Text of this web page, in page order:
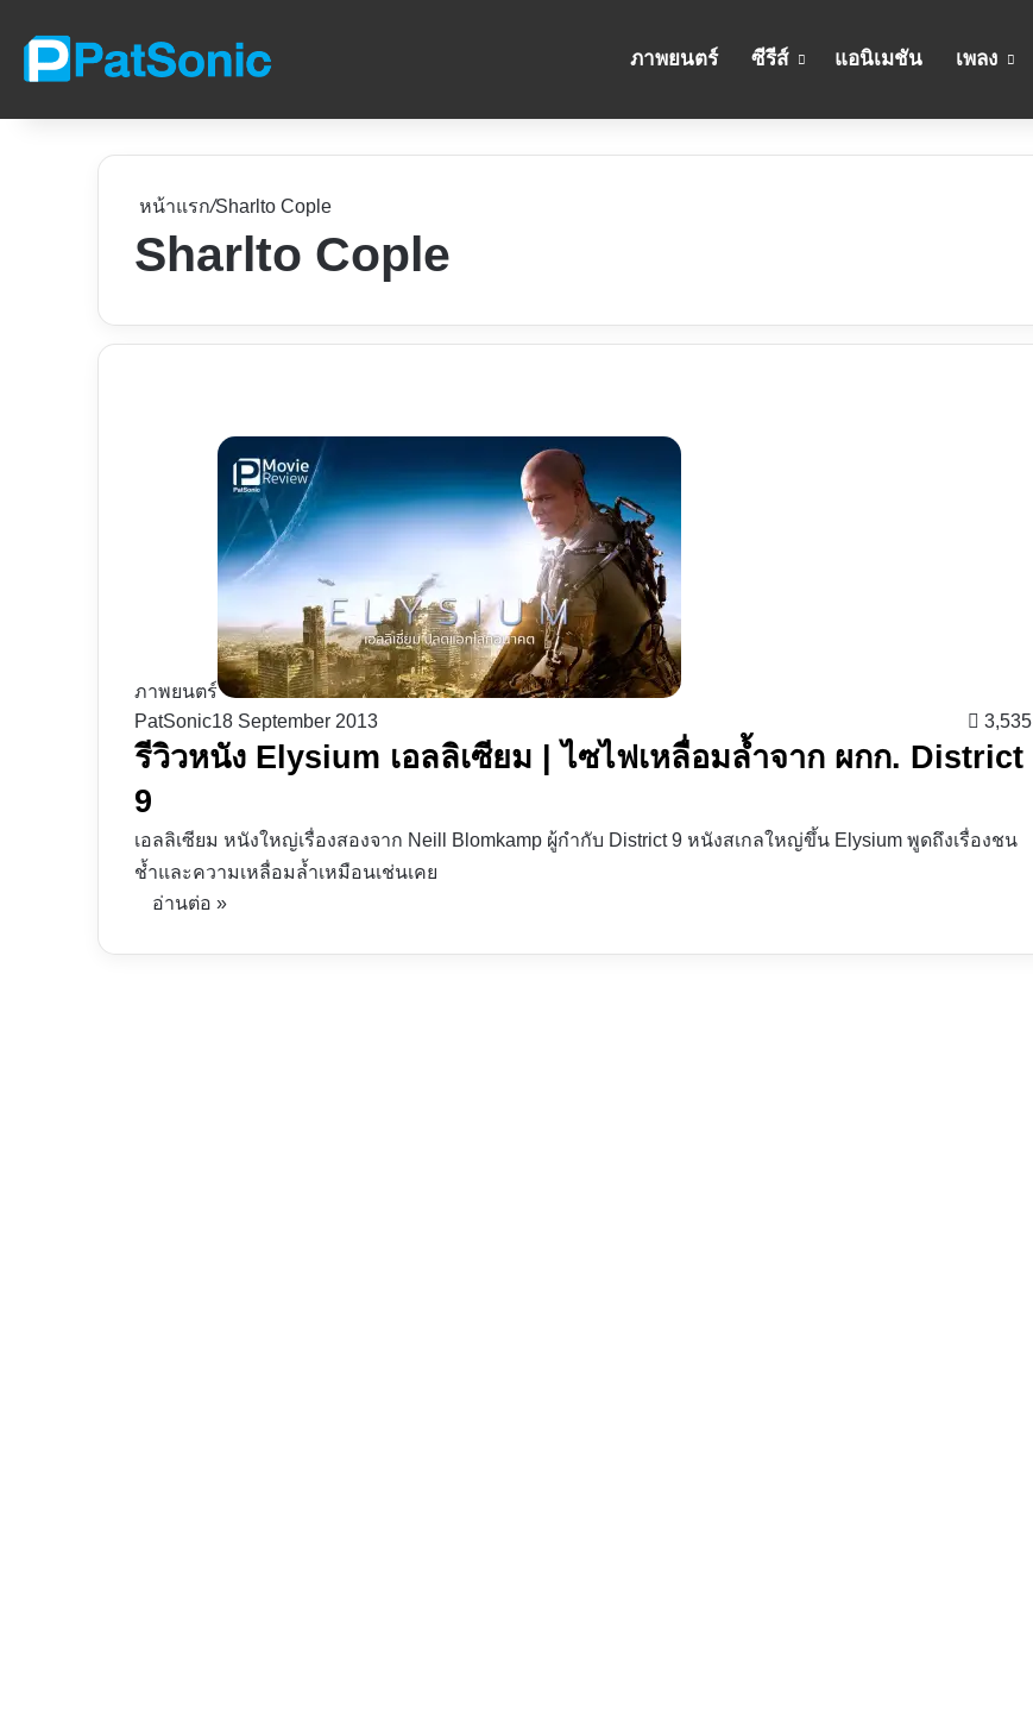
ภาพยนตร์ ซีรีส์ แอนิเมชัน เพลง
หน้าแรก/Sharlto Cople
Sharlto Cople
ภาพยนตร์
PatSonic18 September 2013 3,535
รีวิวหนัง Elysium เอลลิเซียม | ไซไฟเหลื่อมล้ำจาก ผกก. District
9
เอลลิเซียม หนังใหญ่เรื่องสองจาก Neill Blomkamp ผู้กำกับ District 9 หนังสเกลใหญ่ขึ้น Elysium พูดถึงเรื่องชน
ช้ำและความเหลื่อมล้ำเหมือนเช่นเคย
อ่านต่อ »